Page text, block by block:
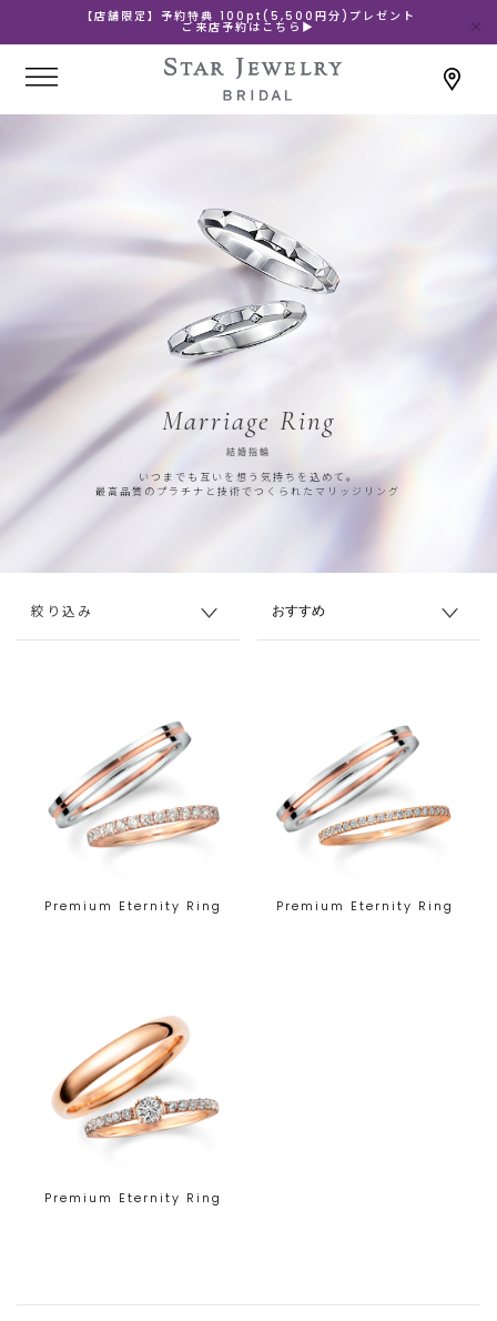
【店舗限定】予約特典 100pt(5,500円分)プレゼント
ご来店予約はこちら▶
Marriage Ring
結婚指輪
いつまでも互いを想う気持ちを込めて。
最高品質のプラチナと技術でつくられたマリッジリング
絞り込み
Premium Eternity Ring Premium Eternity Ring
Premium Eternity Ring